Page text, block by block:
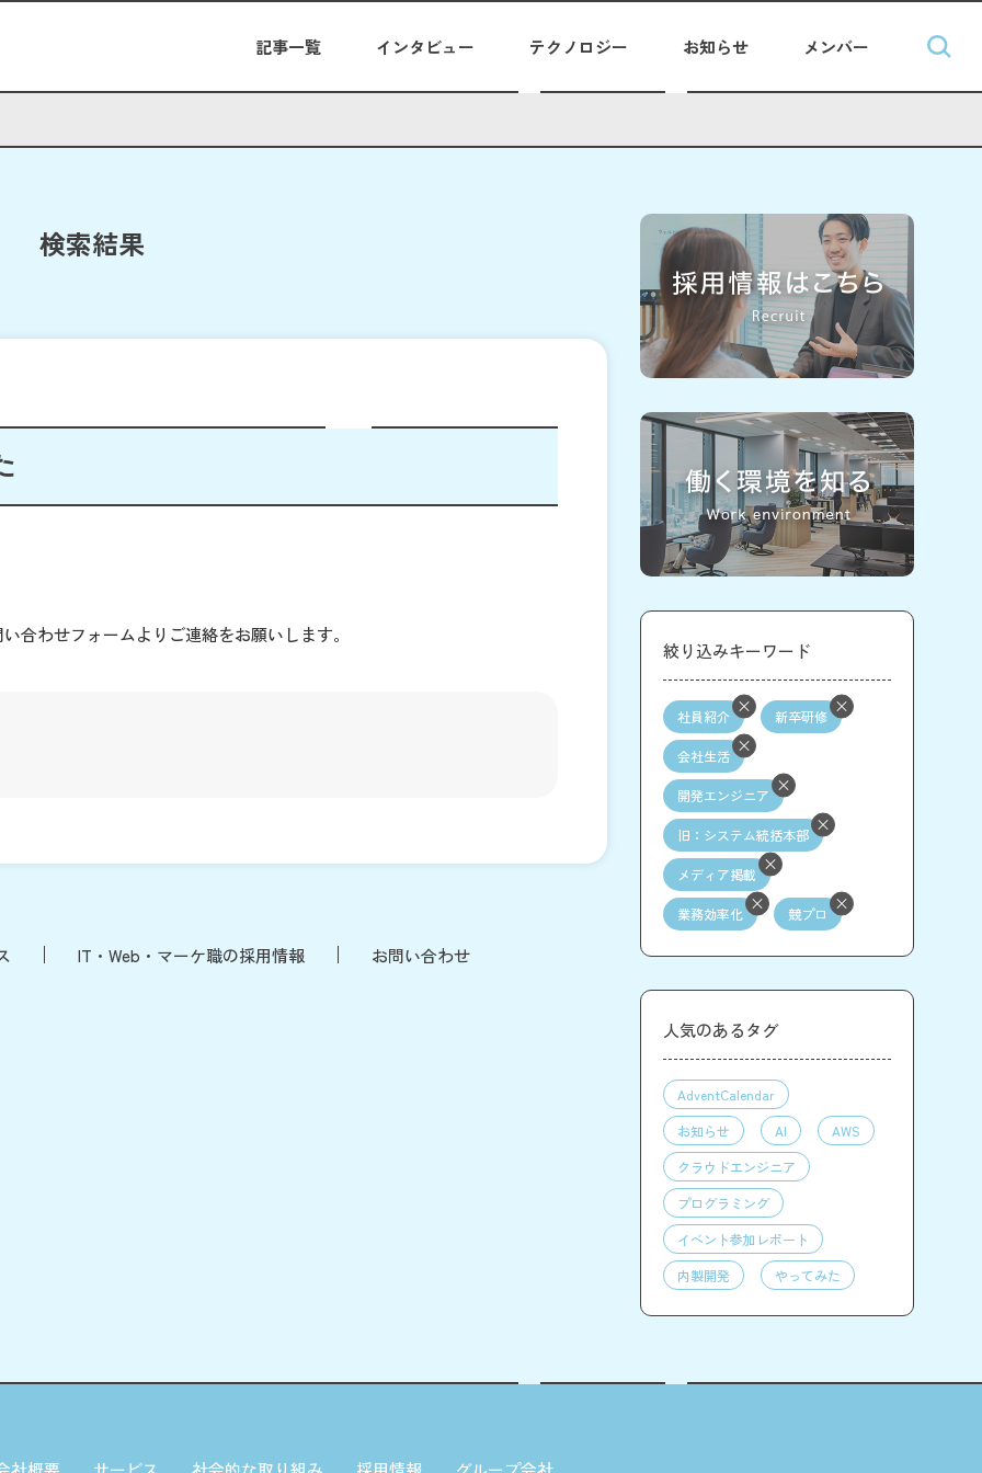
記事一覧 インタビュー テクノロジー お知らせ メンバー
検索結果
合わせフォームよりご連絡をお願いします。
IT・Web・マーケ職の採用情報 お問い合わせ
絞り込みキーワード
社員紹介 新卒研修
会社生活
開発エンジニア
旧：システム統括本部
メディア掲載
業務効率化 競プロ
人気のあるタグ
AdventCalendar
お知らせ
AI
AWS
クラウドエンジニア
プログラミング
イベント参加レポート
内製開発
やってみた